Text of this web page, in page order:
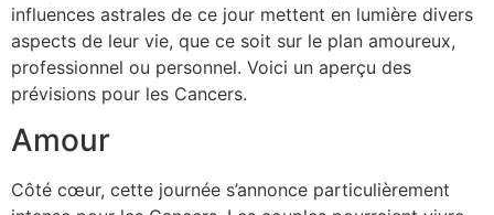
influences astrales de ce jour mettent en lumière divers
aspects de leur vie, que ce soit sur le plan amoureux,
professionnel ou personnel. Voici un aperçu des
prévisions pour les Cancers.
Amour
Côté cœur, cette journée s’annonce particulièrement